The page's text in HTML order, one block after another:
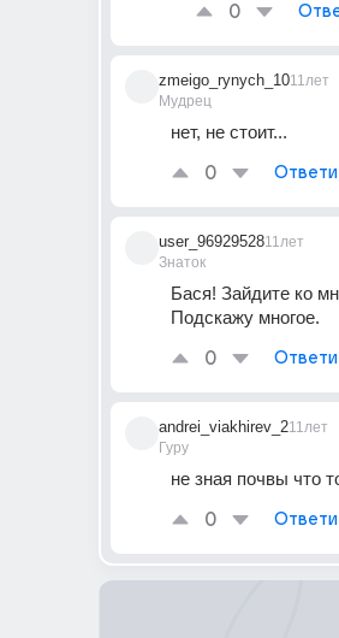
0
zmeigo_rynych_10
Мудрец
11лет
нет, не стоит...
0
user_96929528
Знаток
11лет
Бася! Зайдите ко
Подскажу многое.
0
andrei_viakhirev_2
Гуру
11лет
не зная почвы что
0